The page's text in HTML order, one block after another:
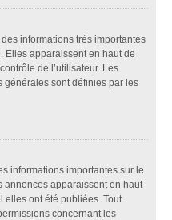
informations très importantes
Elles apparaissent en haut de
de l’utilisateur. Les
générales sont définies par les
informations importantes sur le
annonces apparaissent en haut
elles ont été publiées. Tout
concernant les